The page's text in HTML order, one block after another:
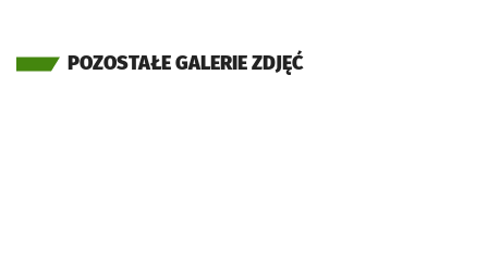
POZOSTAŁE GALERIE ZDJĘĆ